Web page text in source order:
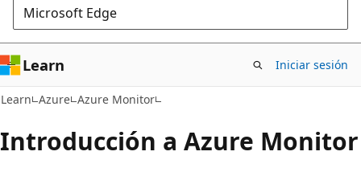
Microsoft Edge
Learn Iniciar sesión
Learn Azure Azure Monitor
Introducción a Azure Monitor